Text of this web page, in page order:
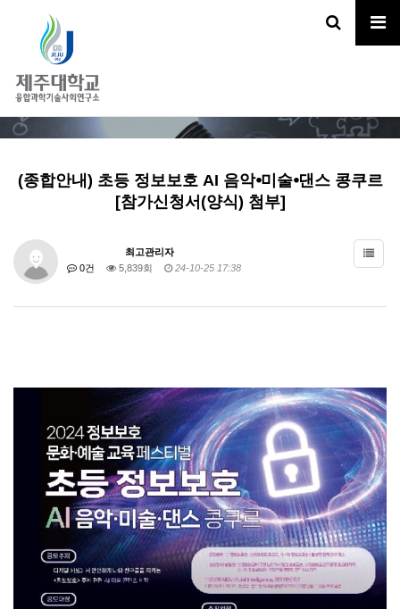
(종합안내) 초등 정보보호 AI 음악⦁미술⦁댄스 콩쿠르
[참가신청서(양식) 첨부]
최고관리자
0건
5,839회 24-10-25 17:38